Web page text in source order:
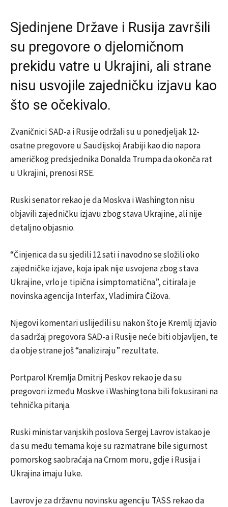
Sjedinjene Države i Rusija završili
su pregovore o djelomičnom
prekidu vatre u Ukrajini, ali strane
nisu usvojile zajedničku izjavu kao
što se očekivalo.
Zvaničnici SAD-a i Rusije održali su u ponedjeljak 12-
osatne pregovore u Saudijskoj Arabiji kao dio napora
američkog predsjednika Donalda Trumpa da okonča rat
u Ukrajini, prenosi RSE.
Ruski senator rekao je da Moskva i Washington nisu
objavili zajedničku izjavu zbog stava Ukrajine, ali nije
detaljno objasnio.
“Činjenica da su sjedili 12 sati i navodno se složili oko
zajedničke izjave, koja ipak nije usvojena zbog stava
Ukrajine, vrlo je tipična i simptomatična”, citirala je
novinska agencija Interfax, Vladimira Čižova.
Njegovi komentari uslijedili su nakon što je Kremlj izjavio
da sadržaj pregovora SAD-a i Rusije neće biti objavljen, te
da obje strane još “analiziraju” rezultate.
Portparol Kremlja Dmitrij Peskov rekao je da su
pregovori između Moskve i Washingtona bili fokusirani na
tehnička pitanja.
Ruski ministar vanjskih poslova Sergej Lavrov istakao je
da su među temama koje su razmatrane bile sigurnost
pomorskog saobraćaja na Crnom moru, gdje i Rusija i
Ukrajina imaju luke.
Lavrov je za državnu novinsku agenciju TASS rekao da